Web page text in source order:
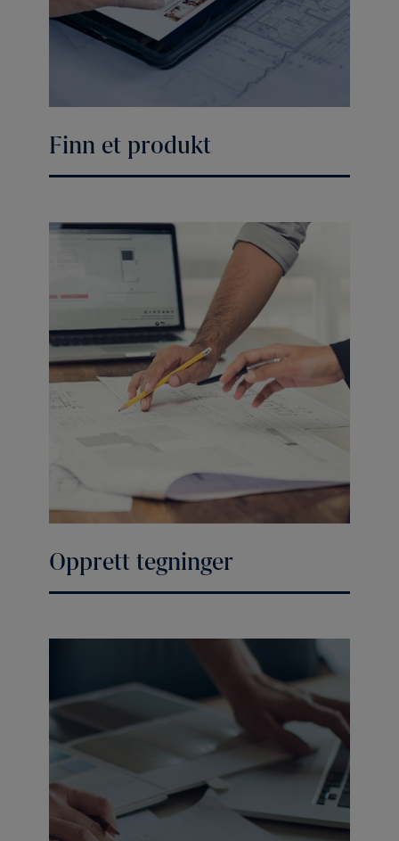
Finn et produkt
Opprett tegninger